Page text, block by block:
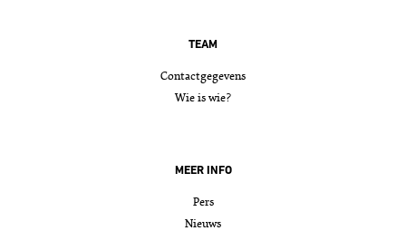
TEAM
Contactgegevens
Wie is wie?
MEER INFO
Pers
Nieuws